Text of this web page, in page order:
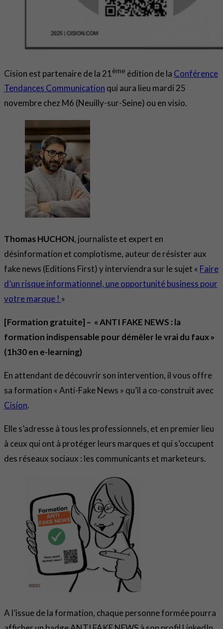
Cision est partenaire de la 21 ème édition de la Conférence
Tendances Communication qui aura lieu mardi 25
novembre chez M6 (Neuilly-sur-Seine) ou en visio.
Thomas HUCHON, journaliste et expert en
désinformation et complotisme, auteur de résister aux
fake news (Editions First) y interviendra sur le sujet « Faire
d’un risque informationnel, une opportunité business pour
votre marque ! »
[Formation gratuite] – « ANTI FAKE NEWS : la
formation indispensable pour démêler le vrai du faux »
(1h30 en e-learning)
En attendant de découvrir son intervention, il vous offre
sa formation « Anti-Fake News » qu’il a co-construit avec
Cision.
Elle s’adresse à tous les professionnels, et en premier lieu
à ceux qui ont à protéger leurs marques et qui s’occupent
des réseaux sociaux : les communicants et marketeurs.
A l’issue de la formation, chaque personne formée pourra